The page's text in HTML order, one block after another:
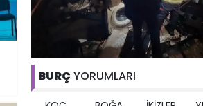
BURÇ YORUMLARI